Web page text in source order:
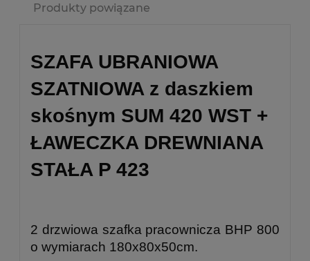
Produkty powiązane
SZAFA UBRANIOWA
SZATNIOWA z daszkiem
skośnym SUM 420 WST +
ŁAWECZKA DREWNIANA
STAŁA P 423
2 drzwiowa szafka pracownicza BHP 800
o wymiarach 180x80x50cm.